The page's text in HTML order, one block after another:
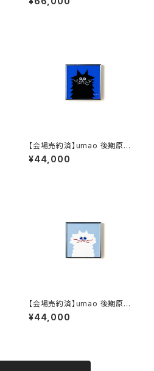
【会場売約済】umao 後期原画
作品C ふさふさ
¥44,000
【会場売約済】umao 後期原画
作品B ふわふわ
¥44,000